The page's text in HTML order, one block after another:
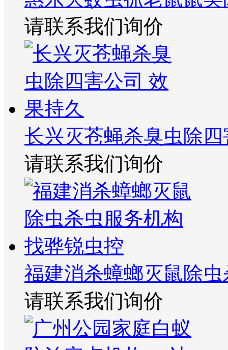
请联系我们询价
长兴灭苍蝇杀臭虫除
请联系我们询价
福建消杀蟑螂灭鼠除
请联系我们询价